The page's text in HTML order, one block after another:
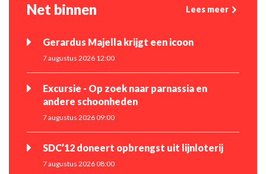
Net binnen Lees meer
Gerardus Majella krijgt een icoon
7 augustus 2026 12:00
Excursie - Op zoek naar parnassia en
andere schoonheden
7 augustus 2026 09:00
SDC’12 doneert opbrengst uit lijnloterij
7 augustus 2026 08:00